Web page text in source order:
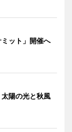
ット」開催へ
陽の光と秋風